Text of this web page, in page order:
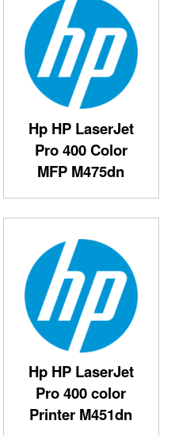
Hp HP LaserJet
Pro 400 Color
MFP M475dn‎
Hp HP LaserJet
Pro 400 color
Printer M451dn‎